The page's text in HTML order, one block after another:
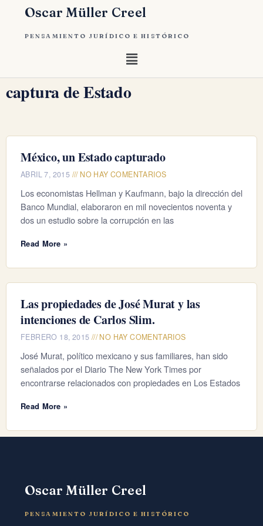
Oscar Müller Creel
PENSAMIENTO JURÍDICO E HISTÓRICO
captura de Estado
México, un Estado capturado
ABRIL 7, 2015 NO HAY COMENTARIOS
Los economistas Hellman y Kaufmann, bajo la dirección del
Banco Mundial, elaboraron en mil novecientos noventa y
dos un estudio sobre la corrupción en las
Read More »
Las propiedades de José Murat y las
intenciones de Carlos Slim.
FEBRERO 18, 2015 NO HAY COMENTARIOS
José Murat, político mexicano y sus familiares, han sido
señalados por el Diario The New York Times por
encontrarse relacionados con propiedades en Los Estados
Read More »
Oscar Müller Creel
PENSAMIENTO JURÍDICO E HISTÓRICO